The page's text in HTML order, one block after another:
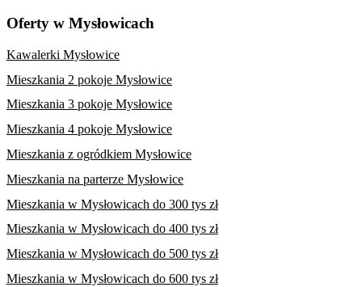
Oferty w Mysłowicach
Kawalerki Mysłowice
Mieszkania 2 pokoje Mysłowice
Mieszkania 3 pokoje Mysłowice
Mieszkania 4 pokoje Mysłowice
Mieszkania z ogródkiem Mysłowice
Mieszkania na parterze Mysłowice
Mieszkania w Mysłowicach do 300 tys zł
Mieszkania w Mysłowicach do 400 tys zł
Mieszkania w Mysłowicach do 500 tys zł
Mieszkania w Mysłowicach do 600 tys zł